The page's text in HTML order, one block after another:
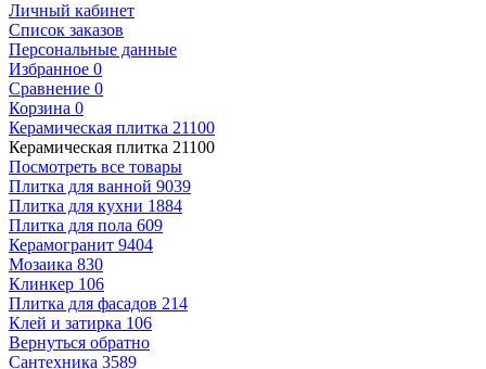
Личный кабинет
Список заказов
Персональные данные
Избранное 0
Сравнение 0
Корзина 0
Керамическая плитка 21100
Керамическая плитка 21100
Посмотреть все товары
Плитка для ванной 9039
Плитка для кухни 1884
Плитка для пола 609
Керамогранит 9404
Мозаика 830
Клинкер 106
Плитка для фасадов 214
Клей и затирка 106
Вернуться обратно
Сантехника 3589